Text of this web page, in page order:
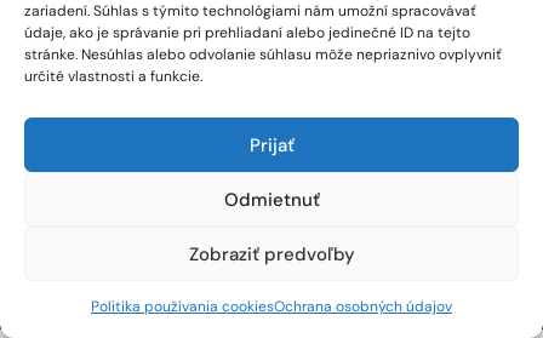
zariadení. Súhlas s týmito technológiami nám umožní spracovávať
údaje, ako je správanie pri prehliadaní alebo jedinečné ID na tejto
stránke. Nesúhlas alebo odvolanie súhlasu môže nepriaznivo ovplyvniť
určité vlastnosti a funkcie.
Prijať
Odmietnuť
Zobraziť predvoľby
Politika používania cookiesOchrana osobných údajov
Mapa
Lignotesting, a. s. © 2024 | Všetky práva vyhradené. | Vytvoril: Marek Heinfarth.